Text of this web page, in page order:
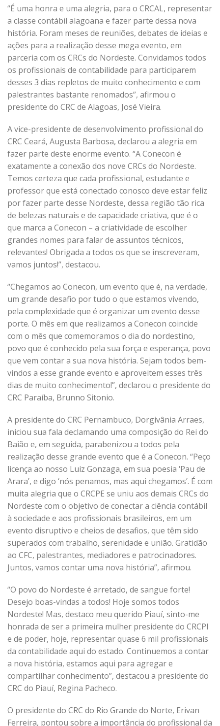
“É uma honra e uma alegria, para o CRCAL, representar
a classe contábil alagoana e fazer parte dessa nova
história. Foram meses de reuniões, debates de ideias e
ações para a realização desse mega evento, em
parceria com os CRCs do Nordeste. Convidamos todos
os profissionais de contabilidade para participarem
desses 3 dias repletos de muito conhecimento e com
palestrantes bastante renomados”, afirmou o
presidente do CRC de Alagoas, José Vieira.
A vice-presidente de desenvolvimento profissional do
CRC Ceará, Augusta Barbosa, declarou a alegria em
fazer parte deste enorme evento. “A Conecon é
exatamente a conexão dos nove CRCs do Nordeste.
Temos certeza que cada profissional, estudante e
professor que está conectado conosco deve estar feliz
por fazer parte desse Nordeste, dessa região tão rica
de belezas naturais e de capacidade criativa, que é o
que marca a Conecon – a criatividade de escolher
grandes nomes para falar de assuntos técnicos,
relevantes! Obrigada a todos os que se inscreveram,
vamos juntos!”, destacou.
“Chegamos ao Conecon, um evento que é, na verdade,
um grande desafio por tudo o que estamos vivendo,
pela complexidade que é organizar um evento desse
porte. O mês em que realizamos a Conecon coincide
com o mês que comemoramos o dia do nordestino,
povo que é conhecido pela sua força e esperança, povo
que vem contar a sua nova história. Sejam todos bem-
vindos a esse grande evento e aproveitem esses três
dias de muito conhecimento!”, declarou o presidente do
CRC Paraíba, Brunno Sitonio.
A presidente do CRC Pernambuco, Dorgivânia Arraes,
iniciou sua fala declamando uma composição do Rei do
Baião e, em seguida, parabenizou a todos pela
realização desse grande evento que é a Conecon. “Peço
licença ao nosso Luiz Gonzaga, em sua poesia ‘Pau de
Arara’, e digo ‘nós penamos, mas aqui chegamos’. É com
muita alegria que o CRCPE se uniu aos demais CRCs do
Nordeste com o objetivo de conectar a ciência contábil
à sociedade e aos profissionais brasileiros, em um
evento disruptivo e cheios de desafios, que têm sido
superados com trabalho, serenidade e união. Gratidão
ao CFC, palestrantes, mediadores e patrocinadores.
Juntos, vamos contar uma nova história”, afirmou.
“O povo do Nordeste é arretado, de sangue forte!
Desejo boas-vindas a todos! Hoje somos todos
Nordeste! Mas, destaco meu querido Piauí, sinto-me
honrada de ser a primeira mulher presidente do CRCPI
e de poder, hoje, representar quase 6 mil profissionais
da contabilidade aqui do estado. Continuemos a contar
a nova história, estamos aqui para agregar e
compartilhar conhecimento”, destacou a presidente do
CRC do Piauí, Regina Pacheco.
O presidente do CRC do Rio Grande do Norte, Erivan
Ferreira, pontou sobre a importância do profissional da